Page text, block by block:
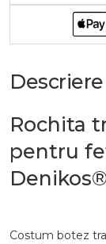
Descriere
Rochita
pentru
Costum botez